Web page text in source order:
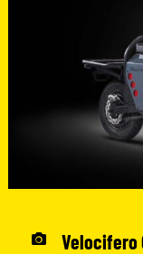
Velocifero